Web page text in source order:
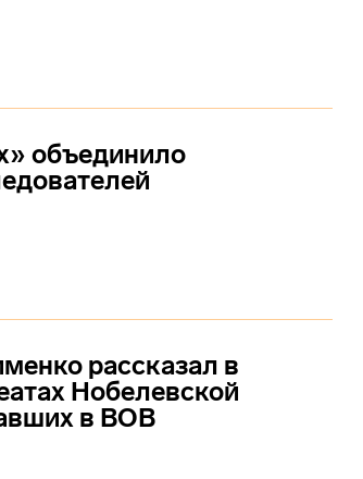
объединило
рассказал в
Нобелевской
в ВОВ